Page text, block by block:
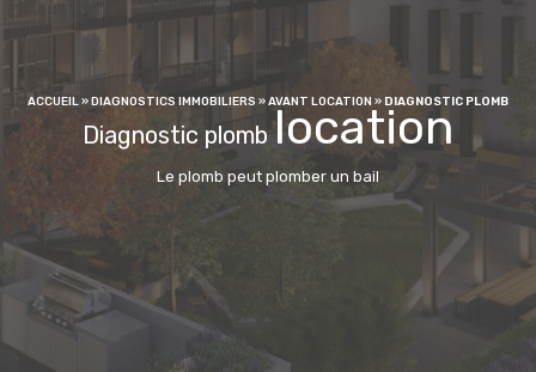
ACCUEIL»DIAGNOSTICS IMMOBILIERS »AVANT LOCATION » DIAGNOSTIC PLOMB
Diagnostic plomb location
Le plomb peut plomber un bail